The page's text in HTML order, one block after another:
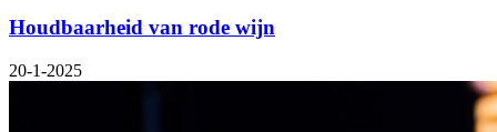
Houdbaarheid van rode wijn
20-1-2025